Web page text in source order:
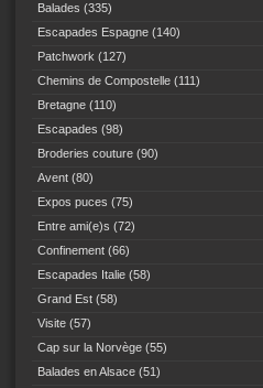
Balades (335)
Escapades Espagne (140)
Patchwork (127)
Chemins de Compostelle (111)
Bretagne (110)
Escapades (98)
Broderies couture (90)
Avent (80)
Expos puces (75)
Entre ami(e)s (72)
Confinement (66)
Escapades Italie (58)
Grand Est (58)
Visite (57)
Cap sur la Norvège (55)
Balades en Alsace (51)